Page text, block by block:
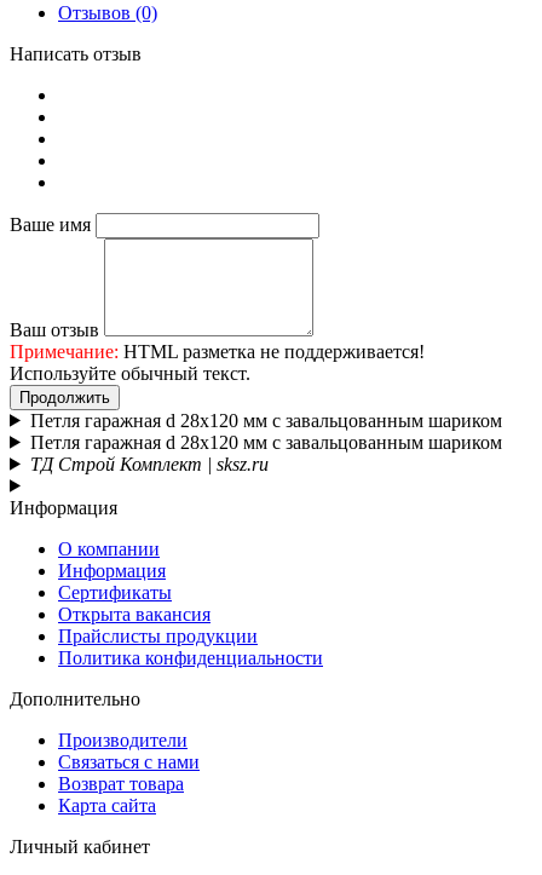
Отзывов (0)
Написать отзыв
Ваше имя
Ваш отзыв
Примечание: HTML разметка не поддерживается!
Используйте обычный текст.
Продолжить
Петля гаражная d 28х120 мм с завальцованным шариком
Петля гаражная d 28х120 мм с завальцованным шариком
ТД Строй Комплект | sksz.ru
Информация
О компании
Информация
Сертификаты
Открыта вакансия
Прайслисты продукции
Политика конфиденциальности
Дополнительно
Производители
Связаться с нами
Возврат товара
Карта сайта
Личный кабинет